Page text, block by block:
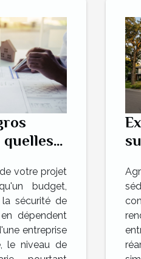
votre projet
budget,
sécurité de
dépendent
entreprise
le niveau de